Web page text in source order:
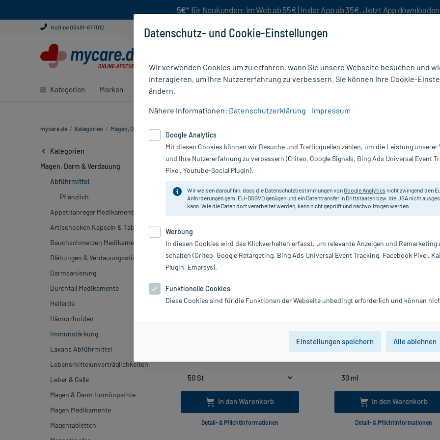
5€* für Neukunden: Im Web ab 55€ | In der App ab 35€. Jetzt App downloaden
Hotline 03491-877012
Kategorien Marken Ratgeber
mycare.de / Kategorien / Magen, Darm & Verdauung
Kategorien
Magen, Darm & Verdauung
Abführmittel
Pflanzlich
Appetitanreger Medikamente
Artischocken Kapseln & Tabletten
Bauchschmerzen Medikamente
Blähungen & Verdauungsstörungen
Darmsanierung
Durchfall Medikamente
Heilerde
Hämorrhoiden
Immunstärkung
Laxans Abführmittel
Lebensmittelunverträglichkeiten
Leber & Galle
Magen & Darm Homöopathie
Magen Medikamente
Magentabletten
Abführmittel rezeptfrei
Sortieren Relevanz absteigend Produkte pro Seite: 24
In den Warenkorb
Detail- & Pflichtinformationen
In den Warenkorb
Detail- & Pflichtinformationen
Datenschutz- und Cookie-Einstellungen
Wir verwenden Cookies um zu erfahren, wann Sie unsere Webseite besuchen und
interagieren, um Ihre Nutzererfahrung zu verbessern. Sie können Ihre Cookie-
ändern.
Nähere Informationen: Datenschutzerklärung Impressum
Google Analytics
Mit diesen Cookies können wir Besuche und Trafficquellen zählen, um die Leistung unserer
und Ihre Nutzererfahrung zu verbessern (Criteo, Google Signals, Bing Ads Universal Event
Pixel, Youtube-Social Plugin).
Wir weisen darauf hin, dass die Datenschutzbestimmungen vonGoogle Analytics nicht zwingend den
Anforderungen gem. EU-DSGVO genügen und ein Datentransfer in Drittstaaten bzw. die USA nicht
kann. Wie die Daten dort verarbeitet werden, kann nicht geprüft und nachvollzogen werden.
Werbung
In diesen Cookies wird das Klickverhalten erfasst, um relevante Anzeigen und Remarketing
schalten (Criteo, Google Retargeting, Bing Ads Universal Event Tracking, Facebook Pixel,
Plugin, Emarsys).
Funktionelle Cookies
Diese Cookies sind für die Funktionen der Webseite unbedingt erforderlich und können
Einstellungen speichern Alle ablehnen